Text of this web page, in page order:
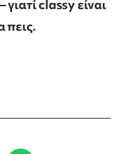
classy είναι
πεις.